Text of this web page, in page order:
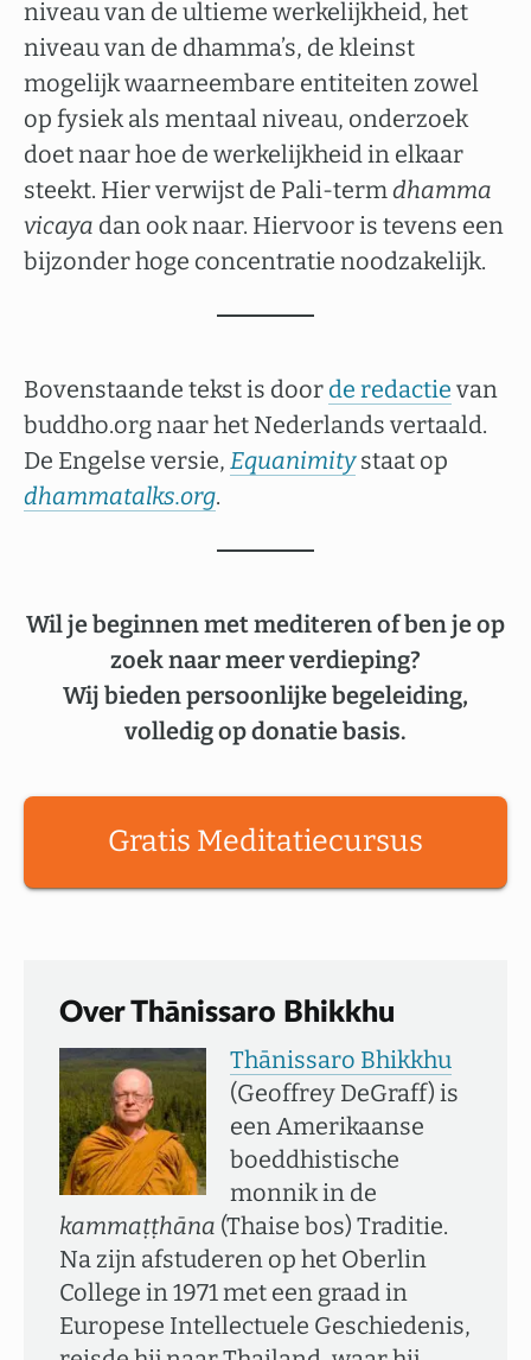
niveau van de ultieme werkelijkheid, het
niveau van de dhamma’s, de kleinst
mogelijk waarneembare entiteiten zowel
op fysiek als mentaal niveau, onderzoek
doet naar hoe de werkelijkheid in elkaar
steekt. Hier verwijst de Pali-termdhamma
vicaya dan ook naar. Hiervoor is tevens een
bijzonder hoge concentratie noodzakelijk.
Bovenstaande tekst is door de redactie van
buddho.org naar het Nederlands vertaald.
De Engelse versie, Equanimitystaat op
dhammatalks.org.
Wil je beginnen met mediteren of ben je op
zoek naar meer verdieping?
Wij bieden persoonlijke begeleiding,
volledig op donatie basis.
Gratis Meditatiecursus
Over Thānissaro Bhikkhu
Thānissaro Bhikkhu
(Geoffrey DeGraff) is
een Amerikaanse
boeddhistische
monnik in de
kammaṭṭhāna (Thaise bos) Traditie.
Na zijn afstuderen op het Oberlin
College in 1971 met een graad in
Europese Intellectuele Geschiedenis,